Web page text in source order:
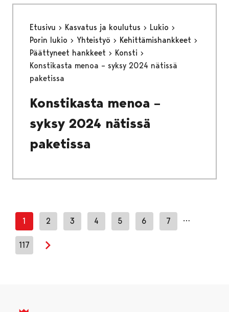
Etusivu Kasvatus ja koulutus
Lukio
Porin lukio
Yhteistyö
Kehittämishankkeet
Päättyneet hankkeet
Konsti
Konstikasta menoa – syksy 2024 nätissä
paketissa
Konstikasta menoa –
syksy 2024 nätissä
paketissa
1 2 3 4 5 6 7 …
117